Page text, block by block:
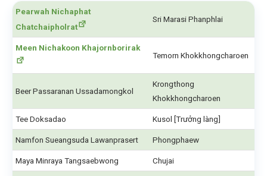
Pearwah Nichaphat
Chatchaipholrat
Sri Marasi Phanphlai
Meen Nichakoon Khajornborirak
Temorn Khokkhongcharoen
Beer Passaranan Ussadamongkol
Krongthong
Khokkhongcharoen
Tee Doksadao Kusol [Trưởng làng]
Namfon Sueangsuda Lawanprasert Phongphaew
Maya Minraya Tangsaebwong Chujai